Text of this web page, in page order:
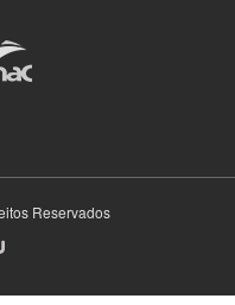
Reservados